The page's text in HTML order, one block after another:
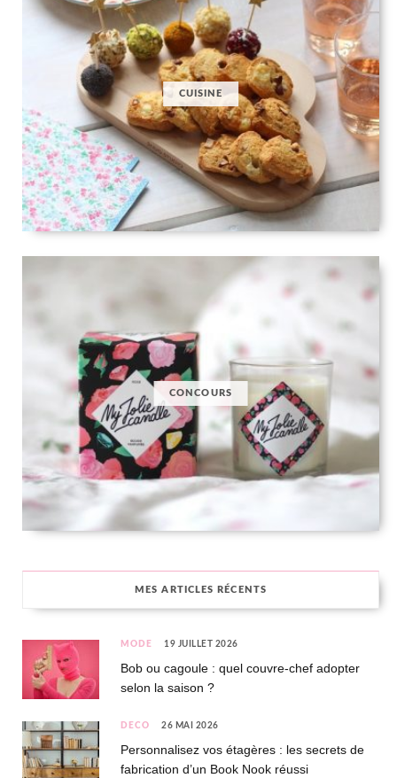
CUISINE
CONCOURS
MES ARTICLES RÉCENTS
MODE 19 JUILLET 2026
Bob ou cagoule : quel couvre-chef adopter
selon la saison ?
DÉCO 26 MAI 2026
Personnalisez vos étagères : les secrets de
fabrication d’un Book Nook réussi